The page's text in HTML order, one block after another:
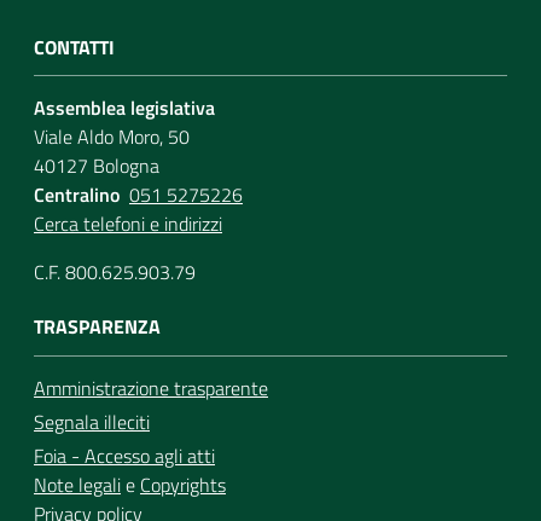
CONTATTI
Assemblea legislativa
Viale Aldo Moro, 50
40127 Bologna
Centralino 051 5275226
Cerca telefoni e indirizzi
C.F. 800.625.903.79
TRASPARENZA
Amministrazione trasparente
Segnala illeciti
Foia - Accesso agli atti
Note legalie Copyrights
Privacy policy